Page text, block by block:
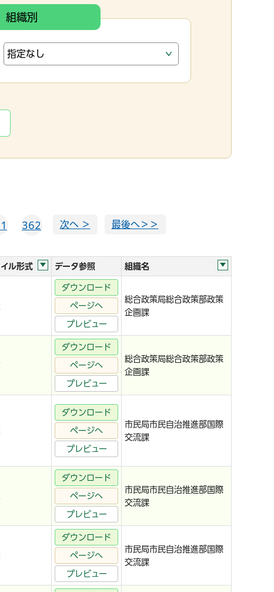
組織別
362 次へ ＞ 最後へ＞＞
ル形式 データ参照 組織名
ダウンロード
ページへ
プレビュー
総合政策局総合政策部政策
企画課
ダウンロード
ページへ
プレビュー
総合政策局総合政策部政策
企画課
ダウンロード
ページへ
プレビュー
市民局市民自治推進部国際
交流課
ダウンロード
ページへ
プレビュー
市民局市民自治推進部国際
交流課
ダウンロード
ページへ
プレビュー
市民局市民自治推進部国際
交流課